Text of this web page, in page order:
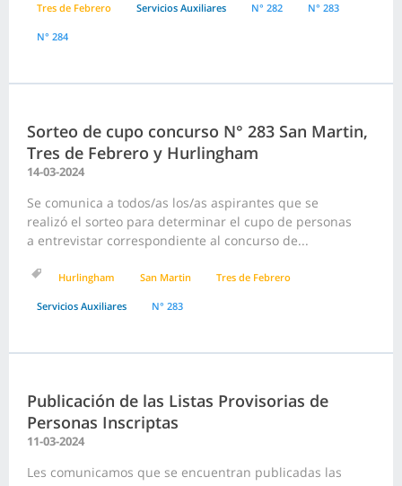
Tres de Febrero Servicios Auxiliares N° 282 N° 283
N° 284
Sorteo de cupo concurso N° 283 San Martin,
Tres de Febrero y Hurlingham
14-03-2024
Se comunica a todos/as los/as aspirantes que se
realizó el sorteo para determinar el cupo de personas
a entrevistar correspondiente al concurso de...
Hurlingham San Martin Tres de Febrero
Servicios Auxiliares N° 283
Publicación de las Listas Provisorias de
Personas Inscriptas
11-03-2024
Les comunicamos que se encuentran publicadas las